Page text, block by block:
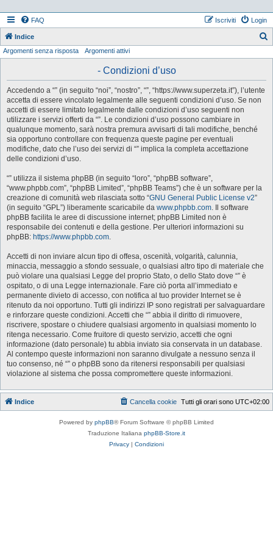
FAQ Login
Iscriviti
Indice
Argomenti senza risposta Argomenti attivi
- Condizioni d’uso
Accedendo a “” (in seguito “noi”, “nostro”, “”, “https://www.superzeta.it”), l’utente
accetta di essere vincolato legalmente alle seguenti condizioni d’uso. Se non
accetti di essere limitato legalmente dalle condizioni d’uso seguenti non
utilizzare i servizi offerti da “”. Le condizioni d’uso possono cambiare in
qualunque momento, sarà nostra premura avvisarti di tali modifiche, benché
sia opportuno controllare con frequenza queste pagine per eventuali
modifiche, dato che l’uso dei servizi di “” implica la completa accettazione
delle condizioni d’uso.
“” utilizza il sistema phpBB (in seguito “loro”, “phpBB software”,
“www.phpbb.com”, “phpBB Limited”, “phpBB Teams”) che è un software per la
creazione di comunità web rilasciata sotto “GNU General Public License v2”
(in seguito “GPL”) liberamente scaricabile da www.phpbb.com. Il software
phpBB facilita le aree di discussione internet; phpBB Limited non è
responsabile dei contenuti e della gestione. Per ulteriori informazioni su
phpBB: https://www.phpbb.com.
Accetti di non inviare alcun tipo di offesa, oscenità, volgarità, calunnia,
minaccia, messaggio a sfondo sessuale, o qualsiasi altro tipo di materiale che
può violare una qualsiasi Legge del proprio Stato, o dello Stato dove “” è
ospitato, o di una Legge internazionale. Fare ciò porta all’immediato e
permanente divieto di accesso, con notifica al tuo provider Internet se è
ritenuto da noi opportuno. Tutti gli indirizzi IP sono registrati per salvaguardare
e rinforzare queste condizioni. Accetti che “” abbia il diritto di rimuovere,
riscrivere, spostare o chiudere qualsiasi argomento in qualsiasi momento lo
ritenga necessario. Come fruitore di questo servizio, accetti che ogni
informazione (dato personale) tu abbia inviato sia conservata in un database.
Al contempo queste informazioni non saranno divulgate a nessuno senza il
tuo consenso, né “” o phpBB sono da ritenersi responsabili per qualsiasi
violazione al sistema che possa compromettere queste informazioni.
Indice Tutti gli orari sono UTC+02:00
Cancella cookie
Powered by phpBB® Forum Software © phpBB Limited
Traduzione Italiana phpBB-Store.it
Privacy | Condizioni